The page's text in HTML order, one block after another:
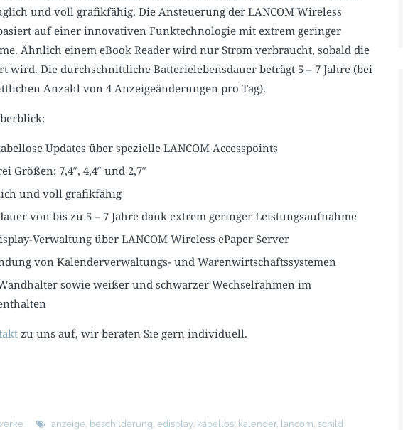
und voll grafikfähig. Die Ansteuerung der LANCOM Wireless
auf einer innovativen Funktechnologie mit extrem geringer
Ähnlich einem eBook Reader wird nur Strom verbraucht, sobald die
wird. Die durchschnittliche Batterielebensdauer beträgt 5 – 7 Jahre (bei
Anzahl von 4 Anzeigeänderungen pro Tag).
Updates über spezielle LANCOM Accesspoints
Größen: 7,4″, 4,4″ und 2,7″
und voll grafikfähig
von bis zu 5 – 7 Jahre dank extrem geringer Leistungsaufnahme
Verwaltung über LANCOM Wireless ePaper Server
von Kalenderverwaltungs- und Warenwirtschaftssystemen
sowie weißer und schwarzer Wechselrahmen im
zu uns auf, wir beraten Sie gern individuell.
anzeige, beschilderung, edisplay, kabellos, kalender, lancom, schild